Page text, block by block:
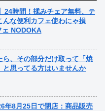
24時間！揉みチェア無料、テ
んな便利カフェ使わにゃ損
ェ NODOKA
ら、その部分だけ取って「焼
と思ってる方はいませんか
年8月25日で閉店：商品販売